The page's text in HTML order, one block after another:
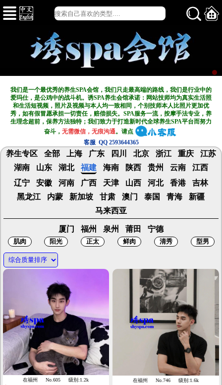
我们是一个最优秀的养生SPA会馆，我们只走最高端的路线，我们是行业中的
爱玛仕，是公鸡中的战斗机。诱SPA养生会馆承诺：网站技师均为真实生活照
和生活短视频，照片及视频与本人均一致相同，个别技师本人比照片更加优
秀，如有假冒愿承担一切责任，赔偿损失。SPA服务一流，按摩手法专业，养
生理念超前，保养方法独特；我们致力于打造新时代全球养生SPA平台而努力
奋斗，无需微信，无痕沟通。请点
客服 QQ 2593644365
养生专区 全部 上海 广东 四川 北京 浙江 重庆
江苏
湖南
山东 湖北 福建 海南 陕西 贵州 云南
江西
辽宁
安徽 河南 广西 天津 山西 河北 香港
吉林
黑龙江
内蒙 新加坡 甘肃 澳门 泰国 青海
新疆
马来西亚
厦门 福州 泉州 莆田 宁德
在福州 No.605
级别:1.2k
在福州 No.746
级别:1.6k